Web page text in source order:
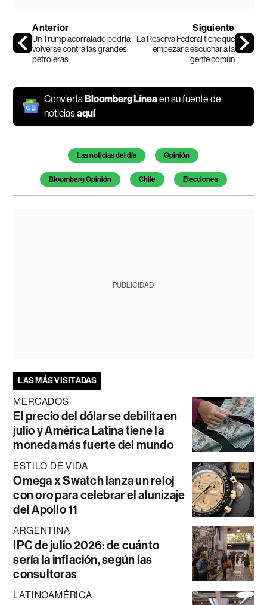
Anterior
Un Trump acorralado podría
volverse contra las grandes
petroleras
Siguiente
La Reserva Federal tiene que
empezar a escuchar a la
gente común
ConviertaBloomberg Línea en su fuente de
noticiasaquí
Temas de este artículo
Las noticias del día Opinión
Bloomberg Opinión Chile Elecciones
PUBLICIDAD
LAS MÁS VISITADAS
MERCADOS
El precio del dólar se debilita en
julio y América Latina tiene la
moneda más fuerte del mundo
ESTILO DE VIDA
Omega x Swatch lanza un reloj
con oro para celebrar el alunizaje
del Apollo 11
ARGENTINA
IPC de julio 2026: de cuánto
sería la inflación, según las
consultoras
LATINOAMÉRICA